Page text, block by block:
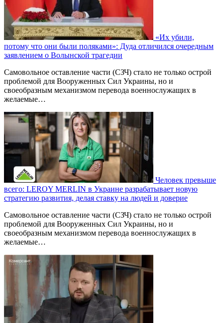
«Их убили,
потому что они были поляками»: Дуда отличился очередным
заявлением о Волынской трагедии
Самовольное оставление части (СЗЧ) стало не только острой
проблемой для Вооруженных Сил Украины, но и
своеобразным механизмом перевода военнослужащих в
желаемые…
Человек превыше
всего: LEROY MERLIN в Украине разрабатывает новую
стратегию развития, делая ставку на людей и доверие
Самовольное оставление части (СЗЧ) стало не только острой
проблемой для Вооруженных Сил Украины, но и
своеобразным механизмом перевода военнослужащих в
желаемые…